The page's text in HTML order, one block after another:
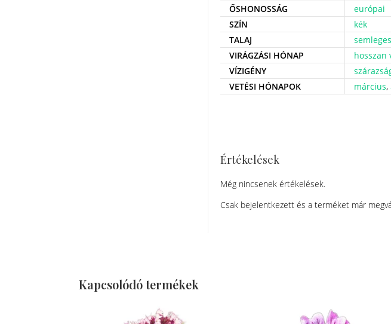
ŐSHONOSSÁG
európai
SZÍN
kék
TALAJ
semleges
VIRÁGZÁSI HÓNAP
hosszan
VÍZIGÉNY
VETÉSI HÓNAPOK
március,
Értékelések
Még nincsenek értékelések.
Csak bejelentkezett és a terméket már
Kapcsolódó termékek